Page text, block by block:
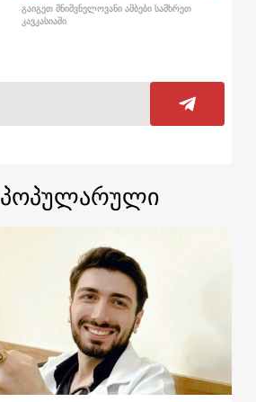
გაიგეთ მნიშვნელოვანი ამბები სამხრეთ
კავკასიაში
პოპულარული